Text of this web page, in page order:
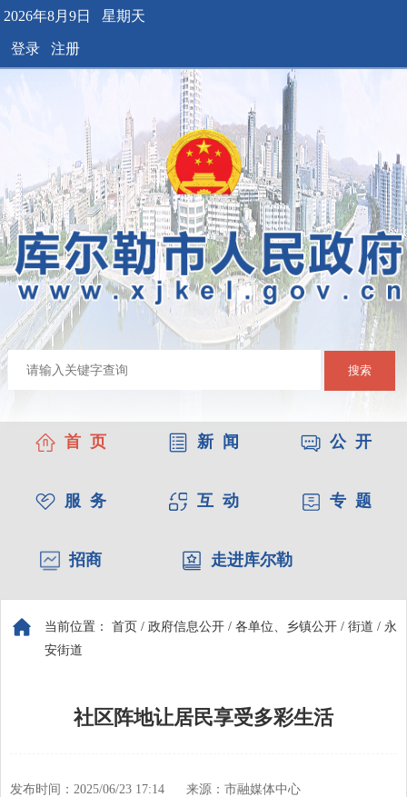
2026年8月9日 星期天
登录 注册
搜索
首 页 新 闻 公 开
服 务 互 动 专 题
招商 走进库尔勒
当前位置： 首页 / 政府信息公开 / 各单位、乡镇公开 / 街道 / 永
安街道
社区阵地让居民享受多彩生活
发布时间：2025/06/23 17:14
来源：市融媒体中心